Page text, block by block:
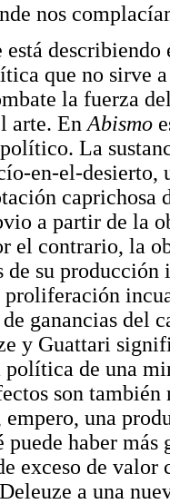
nos
que no sirve
la fuerza
arte. En Abismo
La
en-el-
caprichosa
a partir de la
el contrario, la
de su
proliferación
ganancias del
y Guattari
política de una
son también
una
puede haber
exceso de
a una